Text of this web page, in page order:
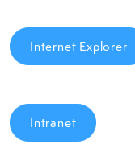
Internet Explorer
Intranet